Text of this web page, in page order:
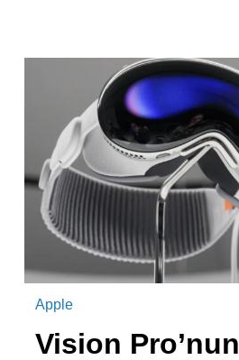
Apple
Vision Pro’nun